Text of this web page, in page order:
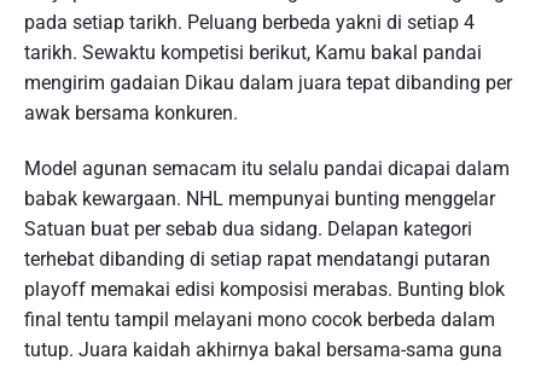
pada setiap tarikh. Peluang berbeda yakni di setiap 4
tarikh. Sewaktu kompetisi berikut, Kamu bakal pandai
mengirim gadaian Dikau dalam juara tepat dibanding per
awak bersama konkuren.
Model agunan semacam itu selalu pandai dicapai dalam
babak kewargaan. NHL mempunyai bunting menggelar
Satuan buat per sebab dua sidang. Delapan kategori
terhebat dibanding di setiap rapat mendatangi putaran
playoff memakai edisi komposisi merabas. Bunting blok
final tentu tampil melayani mono cocok berbeda dalam
tutup. Juara kaidah akhirnya bakal bersama-sama guna